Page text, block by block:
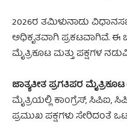
2026ರ ತಮಿಳುನಾಡು
ಅಧಿಕೃತವಾಗಿ ಪ್ರಕಟವಾಗಿವೆ. ಈ
ಮೈತ್ರಿಕೂಟ ಮತ್ತು ಪಕ್ಷಗಳ
ಜಾತ್ಯತೀತ ಪ್ರಗತಿಪರ ಮೈತ್ರಿಕೂಟ
ಮೈತ್ರಿಯಲ್ಲಿ ಕಾಂಗ್ರೆಸ್, ಸಿಪಿಐ,
ಪ್ರಮುಖ ಪಕ್ಷಗಳು ಸೇರಿದಂತೆ